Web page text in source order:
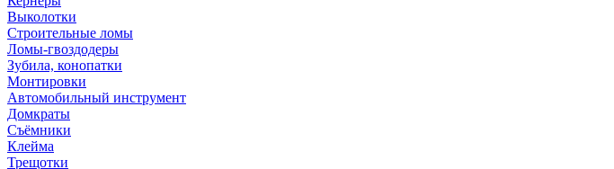
Выколотки
Строительные ломы
Ломы-гвоздодеры
Зубила, конопатки
Монтировки
Автомобильный инструмент
Домкраты
Съёмники
Клейма
Трещотки